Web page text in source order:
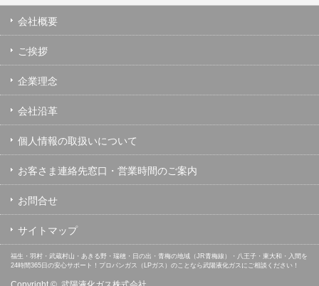
会社概要
ご挨拶
企業理念
会社沿革
個人情報の取扱いについて
お客さま連絡先窓口・営業時間のご案内
お問合せ
サイトマップ
福生・羽村・武蔵村山・あきる野・瑞穂・日の出・青梅の地域（JR青梅線）・八王子・東大和・入間を
24時間365日の安心サポート！プロパンガス（LPガス）のことなら武陽液化ガスにご相談ください！